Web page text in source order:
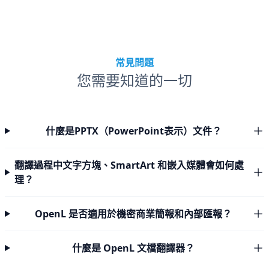
常見問題
您需要知道的一切
什麼是PPTX（PowerPoint表示）文件？
翻譯過程中文字方塊、SmartArt 和嵌入媒體會如何處
理？
OpenL 是否適用於機密商業簡報和內部匯報？
什麼是 OpenL 文檔翻譯器？